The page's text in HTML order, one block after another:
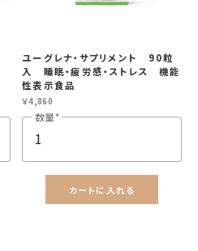
ユーグレナ・サプリメント 90粒
入 睡眠・疲労感・ストレス 機能
性表示食品
￥4,860
数量
カートに入れる
close